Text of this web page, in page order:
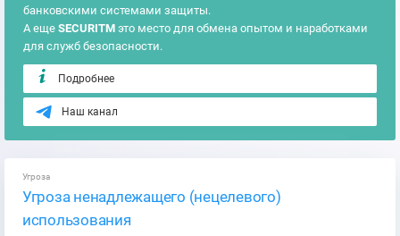
банковскими системами защиты.
А еще SECURITM это место для обмена опытом и наработками
для служб безопасности.
Подробнее
Наш канал
Угроза
Угроза ненадлежащего (нецелевого)
использования